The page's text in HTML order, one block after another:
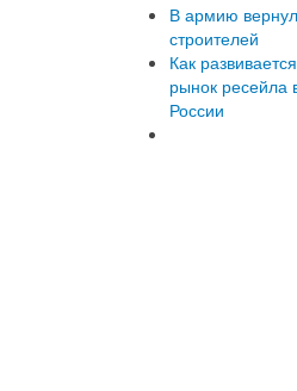
В армию
строителей
Как развивается
рынок ресейла
России